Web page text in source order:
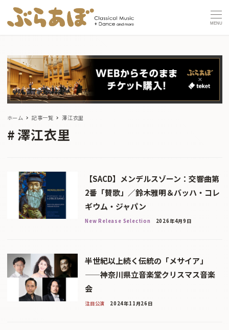
MENU
ホーム 記事一覧 澤江衣里
澤江衣里
【SACD】メンデルスゾーン：交響曲第
2番「賛歌」／鈴木雅明＆バッハ・コレ
ギウム・ジャパン
New Release Selection 2026年4月9日
半世紀以上続く伝統の「メサイア」
——神奈川県立音楽堂クリスマス音楽
会
注目公演 2024年11月26日